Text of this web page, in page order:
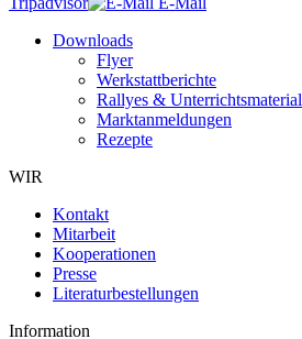
Downloads
Flyer
Werkstattberichte
Rallyes & Unterrichtsmaterial
Marktanmeldungen
Rezepte
WIR
Kontakt
Mitarbeit
Kooperationen
Presse
Literaturbestellungen
Information